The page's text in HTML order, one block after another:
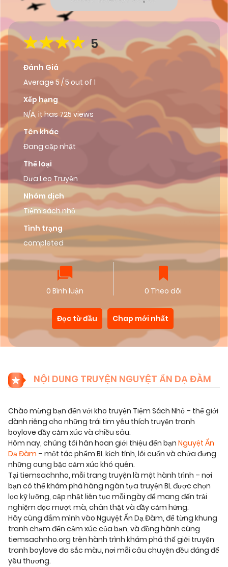
5
Đánh Giá
Average 5 /5 out of 1
Xếp hạng
N/A, it has 725 views
Tên khác
Đang cập nhật
Thể loại
Dưa Leo Truyện
Nhóm dịch
Tiệm sách nhỏ
Tình trạng
completed
0 Bình luận 0 Theo dõi
Đọc từ đầu Chap mới nhất
NỘI DUNG TRUYỆN NGUYỆT ẨN DẠ ĐÀM
Chào mừng bạn đến với kho truyện Tiệm Sách Nhỏ – thế giới
dành riêng cho những trái tim yêu thích truyện tranh
boylove đầy cảm xúc và chiều sâu.
Hôm nay, chúng tôi hân hoan giới thiệu đến bạn Nguyệt Ẩn
Dạ Đàm – một tác phẩm BL kịch tính, lôi cuốn và chứa đựng
những cung bậc cảm xúc khó quên.
Tại tiemsachnho, mỗi trang truyện là một hành trình – nơi
bạn có thể khám phá hàng ngàn tựa truyện BL được chọn
lọc kỹ lưỡng, cập nhật liên tục mỗi ngày để mang đến trải
nghiệm đọc mượt mà, chân thật và đầy cảm hứng.
Hãy cùng đắm mình vào Nguyệt Ẩn Dạ Đàm, để từng khung
tranh chạm đến cảm xúc của bạn, và đồng hành cùng
tiemsachnho.org trên hành trình khám phá thế giới truyện
tranh boylove đa sắc màu, nơi mỗi câu chuyện đều đáng để
yêu thương.